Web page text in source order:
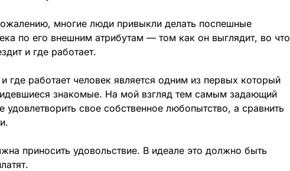
многие люди привыкли делать поспешные
по его внешним атрибутам — том как он выглядит, во что
и где работает.
где работает человек является одним из первых который
знакомые. На мой взгляд тем самым задающий
удовлетворить свое собственное любопытство, а сравнить
приносить удовольствие. В идеале это должно быть